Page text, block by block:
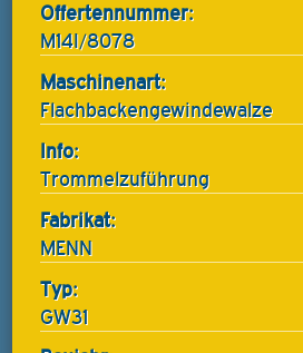
Offertennummer:
M14I/8078
Maschinenart:
Flachbackengewindewalze
Info:
Trommelzuführung
Fabrikat:
MENN
Typ:
GW31